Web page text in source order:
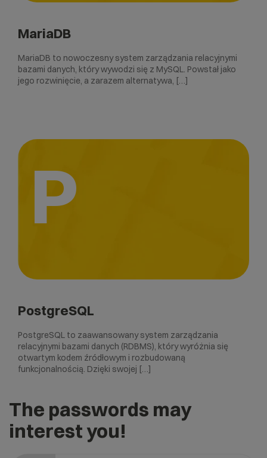
MariaDB
MariaDB to nowoczesny system zarządzania relacyjnymi
bazami danych, który wywodzi się z MySQL. Powstał jako
jego rozwinięcie, a zarazem alternatywa, […]
P
PostgreSQL
PostgreSQL to zaawansowany system zarządzania
relacyjnymi bazami danych (RDBMS), który wyróżnia się
otwartym kodem źródłowym i rozbudowaną
funkcjonalnością. Dzięki swojej […]
The passwords may
interest you!